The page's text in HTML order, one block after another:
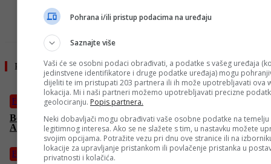
Pročitajte još
Fudbal
Borac kreće u evropsku avanturu: Večeras protivnik ekipa iz
Andora u Banjaluci
Fudbal
Pohrana i/ili pristup podacima na uređaju
Saznajte više
Vaši će se osobni podaci obrađivati, a podatke s vašeg uređaja
jedinstvene identifikatore i druge podatke uređaja) mogu
dijeliti te im pristupati 203 partnera ili ih može upotrebljavati ova
lokacija. Mi i naši partneri možemo upotrebljavati precizne
geolociranju. Popis partnera.
Neki dobavljači mogu obrađivati vaše osobne podatke na temelju
legitimnog interesa. Ako se ne slažete s tim, u nastavku možete
svojim opcijama. Potražite vezu pri dnu ove stranice ili na
lokacije za upravljanje pristankom ili povlačenje pristanka u
privatnosti i kolačića.